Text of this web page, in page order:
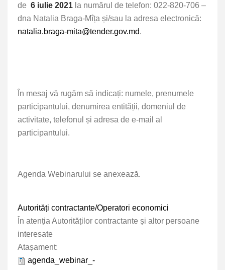
de 6 iulie 2021 la numărul de telefon: 022-820-706 –
dna Natalia Braga-Mîța și/sau la adresa electronică:
natalia.braga-mita@tender.gov.md.
În mesaj vă rugăm să indicați: numele, prenumele
participantului, denumirea entității, domeniul de
activitate, telefonul și adresa de e-mail al
participantului.
Agenda Webinarului se anexează.
Autorități contractante/Operatori economici
În atenția Autorităților contractante și altor persoane
interesate
Atașament:
agenda_webinar_-